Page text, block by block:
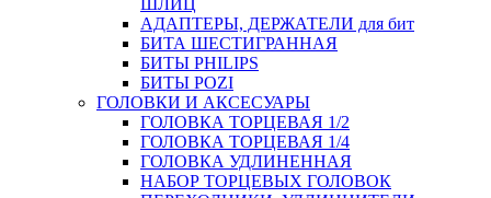
ШЛИЦ
АДАПТЕРЫ, ДЕРЖАТЕЛИ для бит
БИТА ШЕСТИГРАННАЯ
БИТЫ PHILIPS
БИТЫ POZI
ГОЛОВКИ И АКСЕСУАРЫ
ГОЛОВКА ТОРЦЕВАЯ 1/2
ГОЛОВКА ТОРЦЕВАЯ 1/4
ГОЛОВКА УДЛИНЕННАЯ
НАБОР ТОРЦЕВЫХ ГОЛОВОК